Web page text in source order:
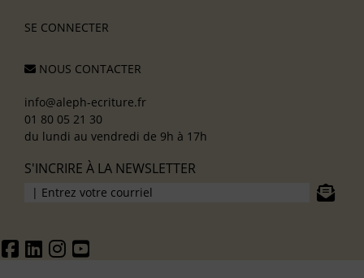
SE CONNECTER
NOUS CONTACTER
info@aleph-ecriture.fr
01 80 05 21 30
du lundi au vendredi de 9h à 17h
S'INCRIRE À LA NEWSLETTER